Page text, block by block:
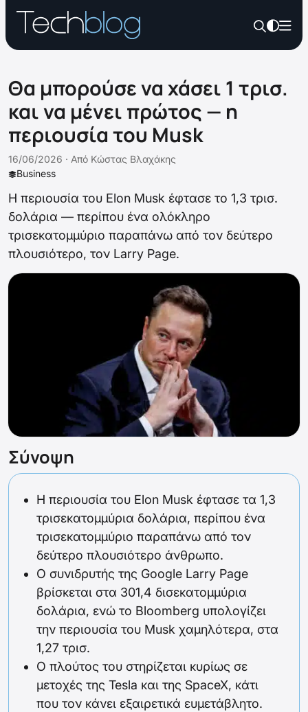
Θα μπορούσε να χάσει 1 τρισ.
και να μένει πρώτος — η
περιουσία του Musk
Business
16/06/2026 · Από Κώστας Βλαχάκης
Η περιουσία του Elon Musk έφτασε το 1,3 τρισ.
δολάρια — περίπου ένα ολόκληρο
τρισεκατομμύριο παραπάνω από τον δεύτερο
πλουσιότερο, τον Larry Page.
Σύνοψη
Η περιουσία του Elon Musk έφτασε τα 1,3
τρισεκατομμύρια δολάρια, περίπου ένα
τρισεκατομμύριο παραπάνω από τον
δεύτερο πλουσιότερο άνθρωπο.
Ο συνιδρυτής της Google Larry Page
βρίσκεται στα 301,4 δισεκατομμύρια
δολάρια, ενώ το Bloomberg υπολογίζει
την περιουσία του Musk χαμηλότερα, στα
1,27 τρισ.
Ο πλούτος του στηρίζεται κυρίως σε
μετοχές της Tesla και της SpaceX, κάτι
που τον κάνει εξαιρετικά ευμετάβλητο.